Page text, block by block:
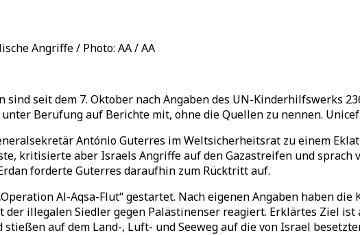
Angriffe / Photo: AA / AA
seit dem 7. Oktober nach Angaben des UN-Kinderhilfswerks
Berufung auf Berichte mit, ohne die Quellen zu nennen.
António Guterres im Weltsicherheitsrat zu einem
kritisierte aber Israels Angriffe auf den Gazastreifen und sprach
forderte Guterres daraufhin zum Rücktritt auf.
Al-Aqsa-Flut“ gestartet. Nach eigenen Angaben haben
illegalen Siedler gegen Palästinenser reagiert. Erklärtes Ziel
auf dem Land-, Luft- und Seeweg auf die von Israel